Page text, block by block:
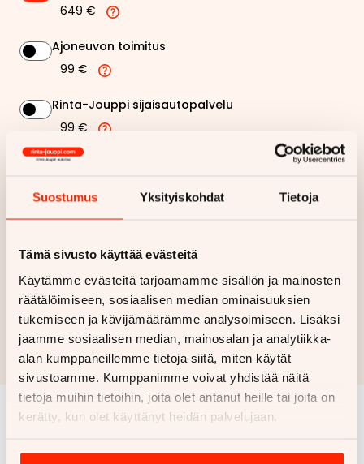
Suostumus Yksityiskohdat Tietoja
Tämä sivusto käyttää evästeitä
Käytämme evästeitä tarjoamamme sisällön ja mainosten
räätälöimiseen, sosiaalisen median ominaisuuksien
tukemiseen ja kävijämäärämme analysoimiseen. Lisäksi
jaamme sosiaalisen median, mainosalan ja analytiikka-
alan kumppaneillemme tietoja siitä, miten käytät
sivustoamme. Kumppanimme voivat yhdistää näitä
tietoja muihin tietoihin, joita olet antanut heille tai joita on
kerätty, kun olet käyttänyt heidän palvelujaan.
649 €
Ajoneuvon toimitus
99 €
Rinta-Jouppi sijaisautopalvelu
99 €
Kuukausierä 147,51 €
Hae rahoitustarjous
Rahoituslaskelma on suuntaa antava ja edellyttää hyväksytyn
luottopäätöksen ja kaskovakuutuksen.